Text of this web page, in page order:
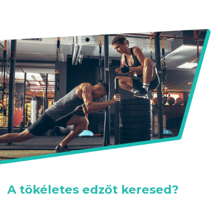
A tökéletes edzőt keresed?